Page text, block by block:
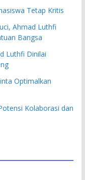
Tetap Kritis
Ahmad Luthfi
Bangsa
Luthfi Dinilai
Optimalkan
Kolaborasi dan